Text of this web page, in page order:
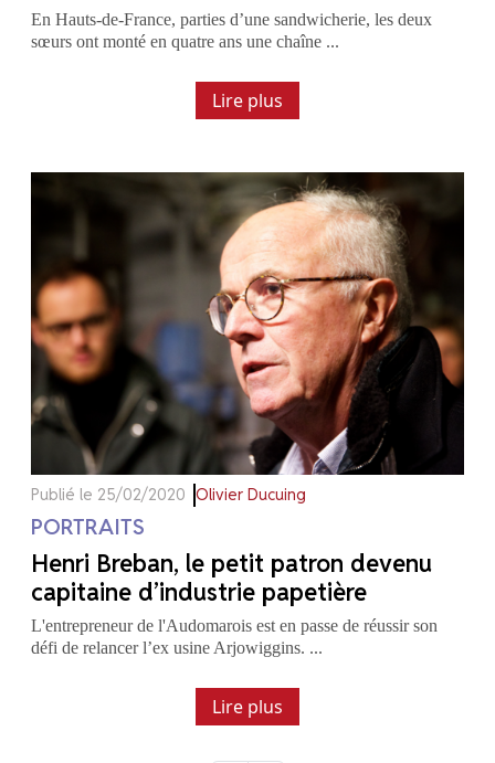
En Hauts-de-France, parties d’une sandwicherie, les deux
sœurs ont monté en quatre ans une chaîne ...
Lire plus
Publié le 25/02/2020 Olivier Ducuing
PORTRAITS
Henri Breban, le petit patron devenu
capitaine d’industrie papetière
L'entrepreneur de l'Audomarois est en passe de réussir son
défi de relancer l’ex usine Arjowiggins. ...
Lire plus